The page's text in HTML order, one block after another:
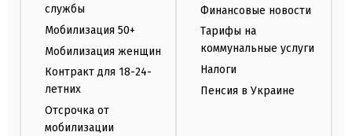
службы
Мобилизация 50+
Мобилизация женщин
Контракт для 18-24-
летних
Отсрочка от
мобилизации
Финансовые новости
Тарифы на
коммунальные услуги
Налоги
Пенсия в Украине